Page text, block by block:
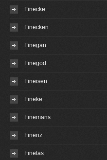
Finecke
Finecken
Finegan
Finegod
Fineisen
Fineke
Finemans
Finenz
Finetas